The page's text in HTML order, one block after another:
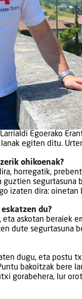
Egoerako
egiten ditu.
ohikoenak?
horregatik,
segurtasuna
izaten dira: oinetan
du?
askotan beraiek
dute segurtasuna
dugu, eta postu
bakoitzak bere
gorabehera, lur